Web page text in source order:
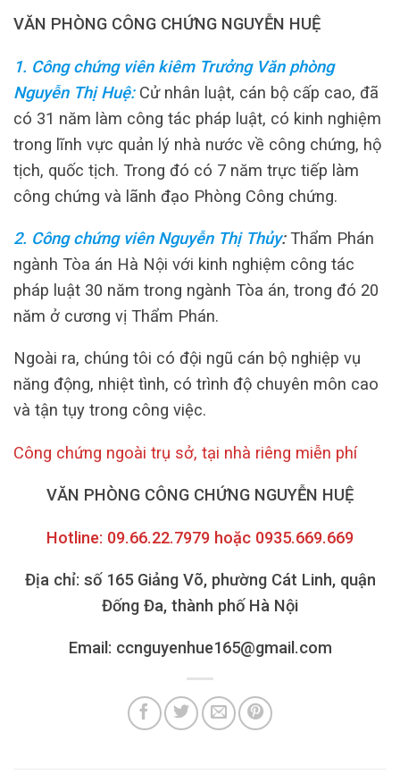
VĂN PHÒNG CÔNG CHỨNG NGUYỄN HUỆ
1. Công chứng viên kiêm Trưởng Văn phòng
Nguyễn Thị Huệ: Cử nhân luật, cán bộ cấp cao, đã
có 31 năm làm công tác pháp luật, có kinh nghiệm
trong lĩnh vực quản lý nhà nước về công chứng, hộ
tịch, quốc tịch. Trong đó có 7 năm trực tiếp làm
công chứng và lãnh đạo Phòng Công chứng.
2. Công chứng viên Nguyễn Thị Thủy:Thẩm Phán
ngành Tòa án Hà Nội với kinh nghiệm công tác
pháp luật 30 năm trong ngành Tòa án, trong đó 20
năm ở cương vị Thẩm Phán.
Ngoài ra, chúng tôi có đội ngũ cán bộ nghiệp vụ
năng động, nhiệt tình, có trình độ chuyên môn cao
và tận tụy trong công việc.
Công chứng ngoài trụ sở, tại nhà riêng miễn phí
VĂN PHÒNG CÔNG CHỨNG NGUYỄN HUỆ
Hotline: 09.66.22.7979 hoặc 0935.669.669
Địa chỉ: số 165 Giảng Võ, phường Cát Linh, quận
Đống Đa, thành phố Hà Nội
Email: ccnguyenhue165@gmail.com